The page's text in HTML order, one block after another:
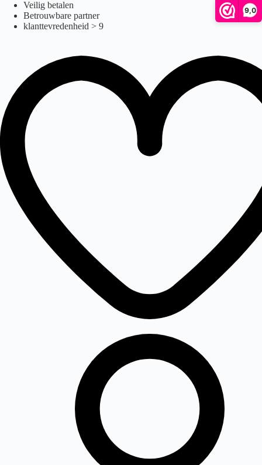
9,0
hoofdsteun
naar
Veilig betalen
Betrouwbare partner
klanttevredenheid > 9